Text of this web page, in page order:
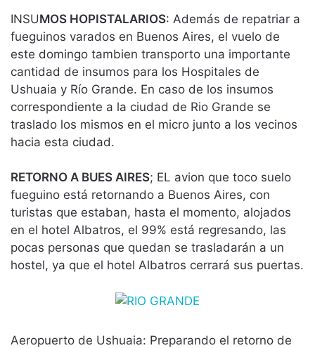
INSUMOS HOPISTALARIOS: Además de repatriar a
fueguinos varados en Buenos Aires, el vuelo de
este domingo tambien transporto una importante
cantidad de insumos para los Hospitales de
Ushuaia y Río Grande. En caso de los insumos
correspondiente a la ciudad de Rio Grande se
traslado los mismos en el micro junto a los vecinos
hacia esta ciudad.
RETORNO A BUES AIRES; EL avion que toco suelo
fueguino está retornando a Buenos Aires, con
turistas que estaban, hasta el momento, alojados
en el hotel Albatros, el 99% está regresando, las
pocas personas que quedan se trasladarán a un
hostel, ya que el hotel Albatros cerrará sus puertas.
Aeropuerto de Ushuaia: Preparando el retorno de